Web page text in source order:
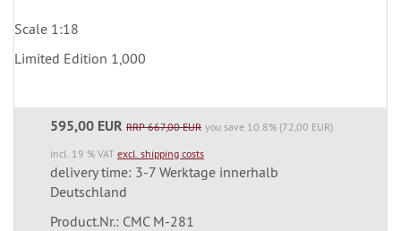
Scale 1:18
Limited Edition 1,000
595,00 EUR RRP 667,00 EUR you save 10.8% (72,00 EUR)
incl. 19 % VAT excl. shipping costs
delivery time: 3-7 Werktage innerhalb
Deutschland
Product.Nr.: CMC M-281